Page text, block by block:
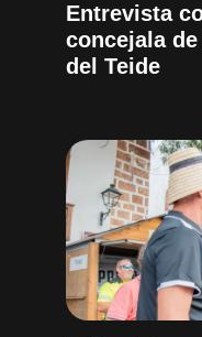
Entrevista
concejala
del Teide